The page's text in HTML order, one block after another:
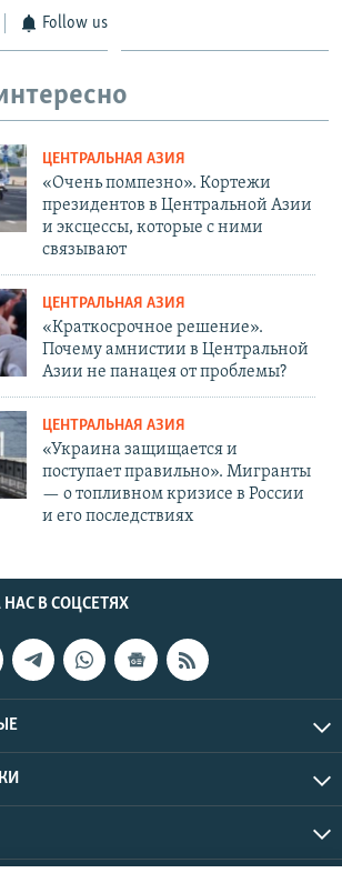
Follow us
ЦЕНТРАЛЬНАЯ АЗИЯ
«Очень помпезно». Кортежи
президентов в Центральной Азии
и эксцессы, которые с ними
связывают
ЦЕНТРАЛЬНАЯ АЗИЯ
«Краткосрочное решение».
Почему амнистии в Центральной
Азии не панацея от проблемы?
ЦЕНТРАЛЬНАЯ АЗИЯ
«Украина защищается и
поступает правильно». Мигранты
— о топливном кризисе в России
и его последствиях
В СОЦСЕТЯХ